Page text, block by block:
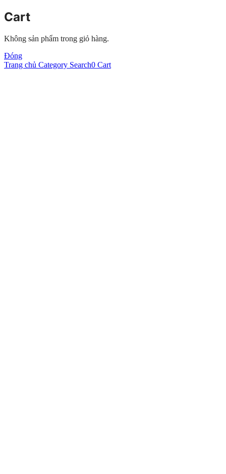
Cart
Không sản phẩm trong giỏ hàng.
Đóng
Trang chủ Category Search0 Cart